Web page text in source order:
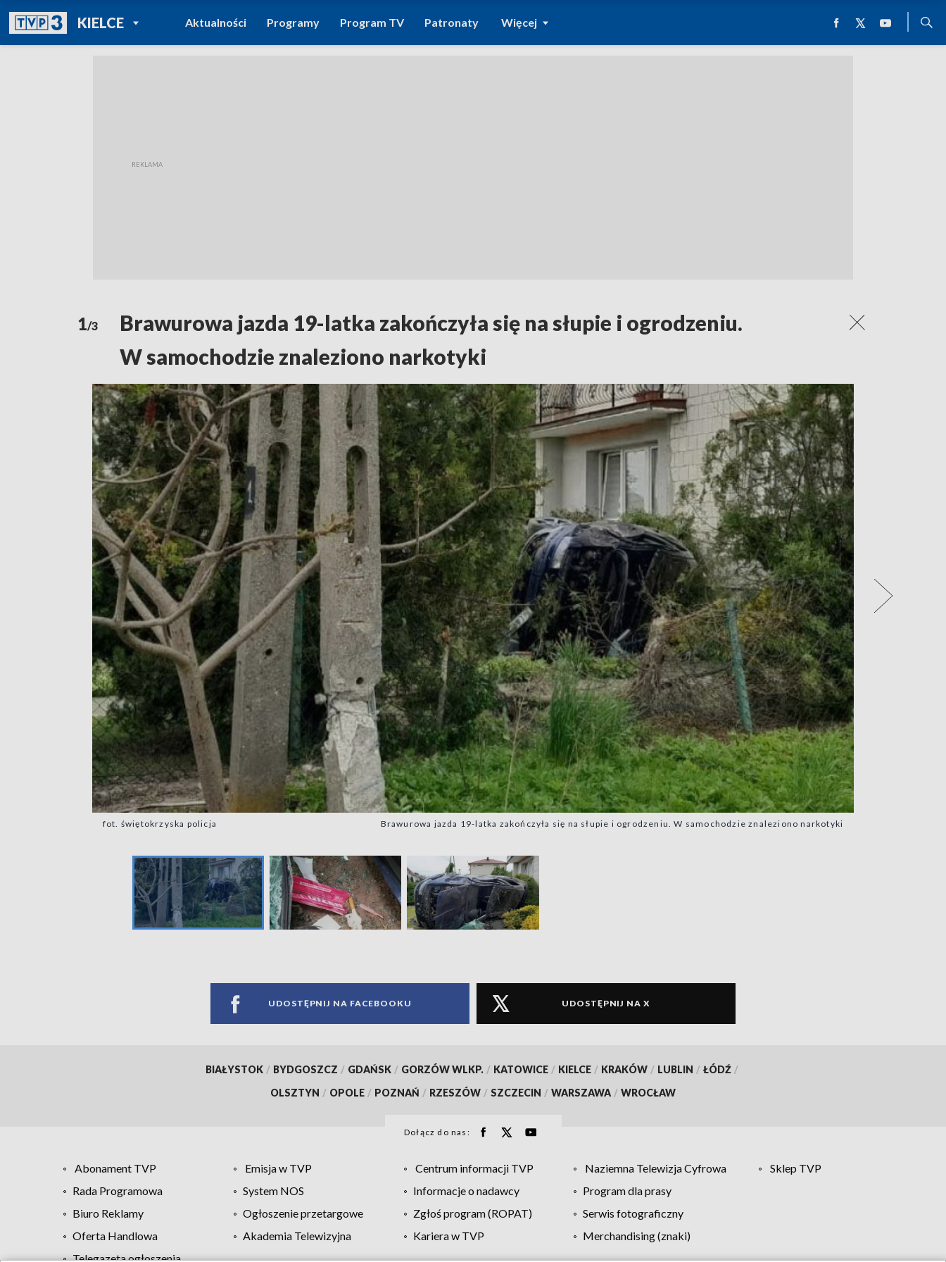
KIELCEPOWRÓT DO
TVP REGIONY
Aktualności Programy Program TV Patronaty Więcej
1/3
Brawurowa jazda 19-latka zakończyła się na słupie i ogrodzeniu.
W samochodzie znaleziono narkotyki
fot. świętokrzyska policja Brawurowa jazda 19-latka zakończyła się na słupie i ogrodzeniu. W samochodzie znaleziono narkotyki
UDOSTĘPNIJ NA FACEBOOKU UDOSTĘPNIJ NA X
BIAŁYSTOK / BYDGOSZCZ / GDAŃSK / GORZÓW WLKP. / KATOWICE / KIELCE / KRAKÓW / LUBLIN / ŁÓDŹ /
OLSZTYN / OPOLE / POZNAŃ / RZESZÓW / SZCZECIN / WARSZAWA / WROCŁAW
Dołącz do nas:
Abonament TVP Emisja w TVP Centrum informacji TVP Naziemna Telewizja Cyfrowa
Sklep TVP
Rada Programowa
System NOS Informacje o nadawcy
Program dla prasy
Biuro Reklamy
Ogłoszenie przetargowe Zgłoś program (ROPAT)
Serwis fotograficzny
Oferta Handlowa
Akademia Telewizyjna Kariera w TVP
Merchandising (znaki)
Telegazeta ogłoszenia